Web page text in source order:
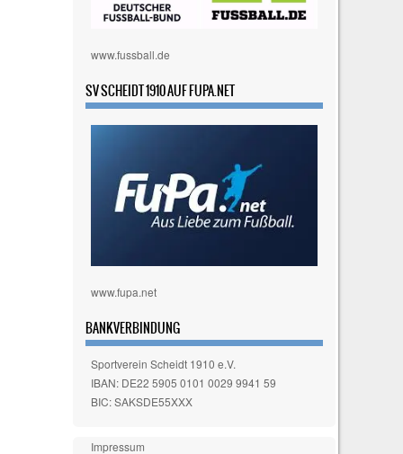
www.fussball.de
SV SCHEIDT 1910 AUF FUPA.NET
www.fupa.net
BANKVERBINDUNG
Sportverein Scheidt 1910 e.V.
IBAN: DE22 5905 0101 0029 9941 59
BIC: SAKSDE55XXX
Impressum